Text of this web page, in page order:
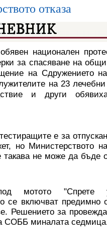
отказа
национален
за спасяване на
на Сдружението
на 23
и други
е за
но Министерството
такава не може да бъде
мотото "Спрете
се включват
Решението за
СОББ миналата